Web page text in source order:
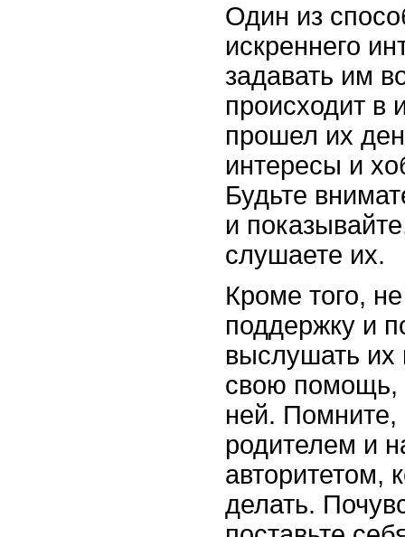
Один из
искреннего
задавать им
происходит в
прошел их
интересы и
Будьте
и
слушаете их.
Кроме того,
поддержку и
выслушать
свою помощь,
ней. Помните,
родителем и
авторитетом,
делать.